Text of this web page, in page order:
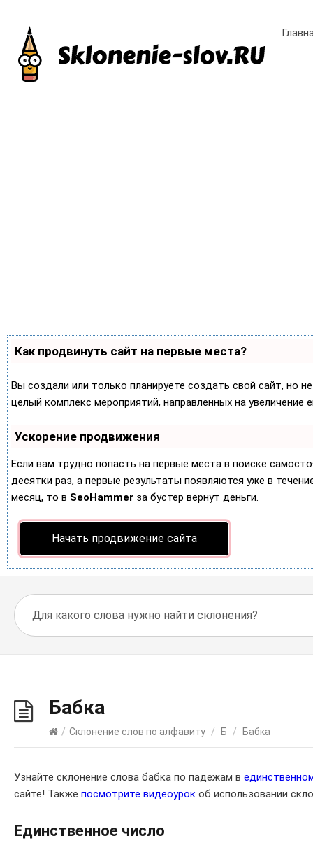
Как продвинуть сайт на первые места?
Вы создали или только планируете создать свой сайт, но
целый комплекс мероприятий, направленных на
Ускорение продвижения
Если вам трудно попасть на первые места в поиске
десятки раз, а первые результаты появляются уже в
месяц, то в SeoHammer за бустер вернут деньги.
Начать продвижение сайта
Бабка
/ Склонение слов по алфавиту / Б / Бабка
Узнайте склонение слова бабка по падежам в
сайте! Также посмотрите видеоурок об использовании
Единственное число